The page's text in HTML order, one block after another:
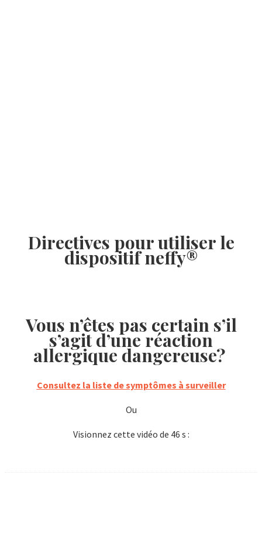
Directives pour utiliser le
dispositif neffy®
Vous n’êtes pas certain s’il
s’agit d’une réaction
allergique dangereuse?
Consultez la liste de symptômes à surveiller
Ou
Visionnez cette vidéo de 46 s :